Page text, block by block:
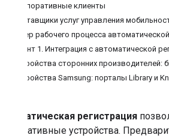
Корпоративные клиенты
Поставщики услуг управления
Пример рабочего процесса
Вариант 1. Интеграция с автоматической
Устройства сторонних производителей:
Устройства Samsung: порталы Library и
Автоматическая регистрация
корпоративные устройства.